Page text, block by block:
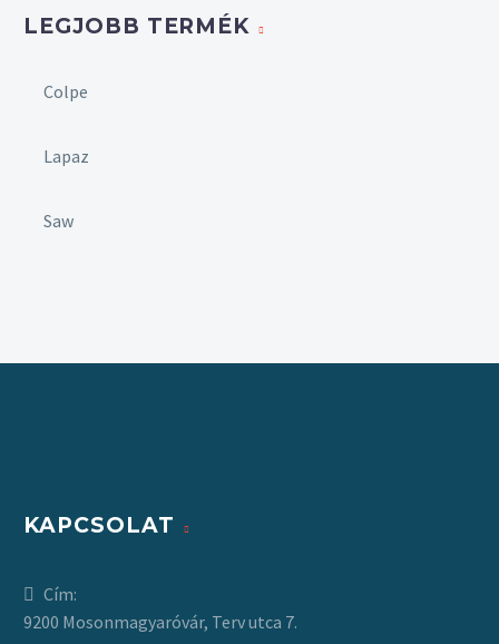
LEGJOBB TERMÉK
Colpe
Lapaz
Saw
KAPCSOLAT
Cím:
9200 Mosonmagyaróvár, Terv utca 7.